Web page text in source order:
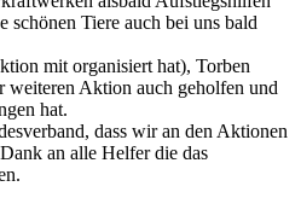
schönen Tiere auch bei uns bald
mit organisiert hat), Torben
weiteren Aktion auch geholfen und
hat.
dass wir an den Aktionen
an alle Helfer die das